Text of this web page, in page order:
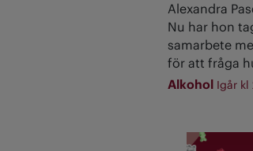
Alexandra
Nu har hon
samarbete
för att fråga
Alkohol Igår kl